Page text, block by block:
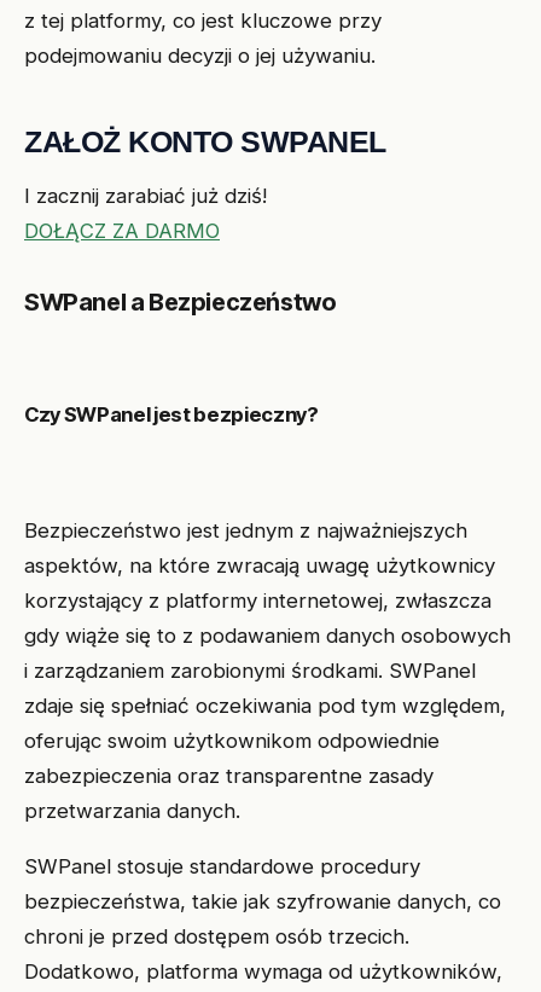
z tej platformy, co jest kluczowe przy
podejmowaniu decyzji o jej używaniu.
ZAŁOŻ KONTO SWPANEL
I zacznij zarabiać już dziś!
DOŁĄCZ ZA DARMO
SWPanel a Bezpieczeństwo
Czy SWPanel jest bezpieczny?
Bezpieczeństwo jest jednym z najważniejszych
aspektów, na które zwracają uwagę użytkownicy
korzystający z platformy internetowej, zwłaszcza
gdy wiąże się to z podawaniem danych osobowych
i zarządzaniem zarobionymi środkami. SWPanel
zdaje się spełniać oczekiwania pod tym względem,
oferując swoim użytkownikom odpowiednie
zabezpieczenia oraz transparentne zasady
przetwarzania danych.
SWPanel stosuje standardowe procedury
bezpieczeństwa, takie jak szyfrowanie danych, co
chroni je przed dostępem osób trzecich.
Dodatkowo, platforma wymaga od użytkowników,